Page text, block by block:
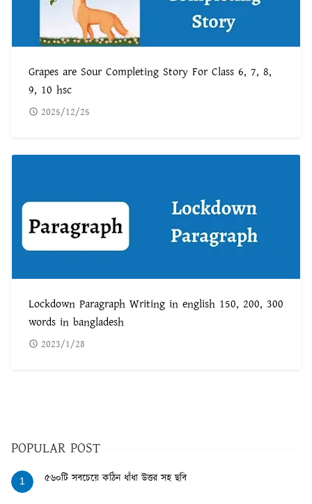
Grapes are Sour Completing Story For Class 6, 7, 8,
9, 10 hsc
2025/12/25
Lockdown Paragraph Writing in english 150, 200, 300
words in bangladesh
2023/1/28
POPULAR POST
1 ৫৬০টি সবচেয়ে কঠিন ধাঁধা উত্তর সহ ছবি